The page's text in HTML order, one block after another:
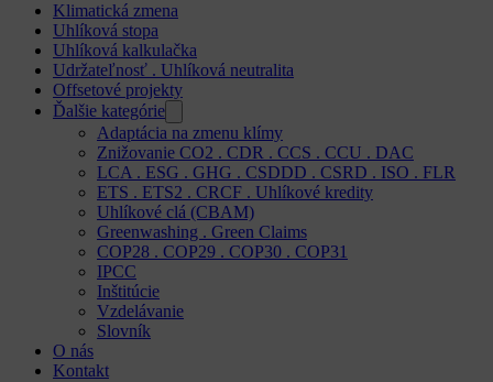
Klimatická zmena
Uhlíková stopa
Uhlíková kalkulačka
Udržateľnosť . Uhlíková neutralita
Offsetové projekty
Ďalšie kategórie
Adaptácia na zmenu klímy
Znižovanie CO2 . CDR . CCS . CCU . DAC
LCA . ESG . GHG . CSDDD . CSRD . ISO . FLR
ETS . ETS2 . CRCF . Uhlíkové kredity
Uhlíkové clá (CBAM)
Greenwashing . Green Claims
COP28 . COP29 . COP30 . COP31
IPCC
Inštitúcie
Vzdelávanie
Slovník
O nás
Kontakt